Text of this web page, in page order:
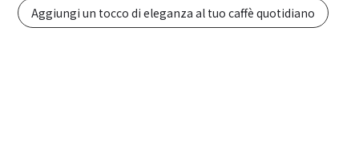
Aggiungi un tocco di eleganza al tuo caffè quotidiano